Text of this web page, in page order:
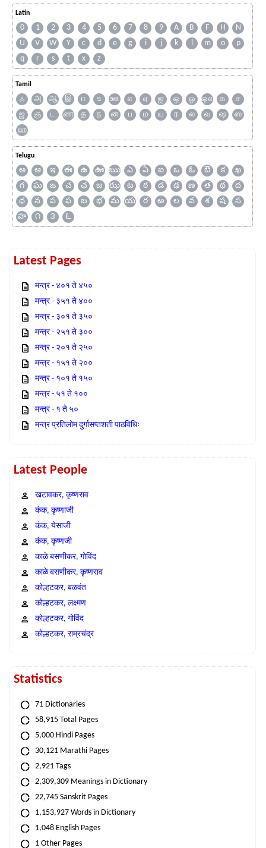
Latin
0 1 2 3 4 5 6 7 8 9 A B F H
N
U
V W Y c d e g i j k l m o
p
q
r s t x z
Tamil
ஃ அ ஆ இ ஈ உ ஊ எ ஏ ஐ ஒ ஓ ஔ க
ச
ஜ
ஞ ட ண த ந ன ப ம ய ர ல வ ஷ
ஸ
ஹ
Telugu
అ ఆ ఇ ఈ ఉ ఊ ఋ ఎ ఏ ఐ ఒ ఓ ఔ క
ఖ
గ
ఘ ఙ చ ఛ జ ఝ ట ఠ డ ఢ ణ త థ
ద
ధ
న ప ఫ బ భ మ య ర ఱ ల వ శ ష
స
హ
౧ ౩ ౬
Latest Pages
मन्त्र - ४०१ ते ४५०
मन्त्र - ३५१ ते ४००
मन्त्र - ३०१ ते ३५०
मन्त्र - २५१ ते ३००
मन्त्र - २०१ ते २५०
मन्त्र - १५१ ते २००
मन्त्र - १०१ ते १५०
मन्त्र - ५१ ते १००
मन्त्र - १ ते ५०
मन्त्र प्रतिलोम दुर्गासप्तशती पाठविधिः
Latest People
खटावकर, कृष्णराव
कंक, कृष्णाजी
कंक, येसाजी
कंक, कृष्णजी
काळे बसणीकर, गोविंद
काळे बसणीकर, कृष्णराव
कोल्हटकर, बळवंत
कोल्हटकर, लक्ष्मण
कोल्हटकर, गोविंद
कोल्हटकर, राम्रचंद्र
Statistics
71 Dictionaries
58,915 Total Pages
5,000 Hindi Pages
30,121 Marathi Pages
2,921 Tags
2,309,309 Meanings in Dictionary
22,745 Sanskrit Pages
1,153,927 Words in Dictionary
1,048 English Pages
1 Other Pages